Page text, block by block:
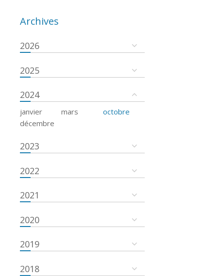
Archives
2026
2025
2024
janvier mars
octobre
décembre
2023
2022
2021
2020
2019
2018